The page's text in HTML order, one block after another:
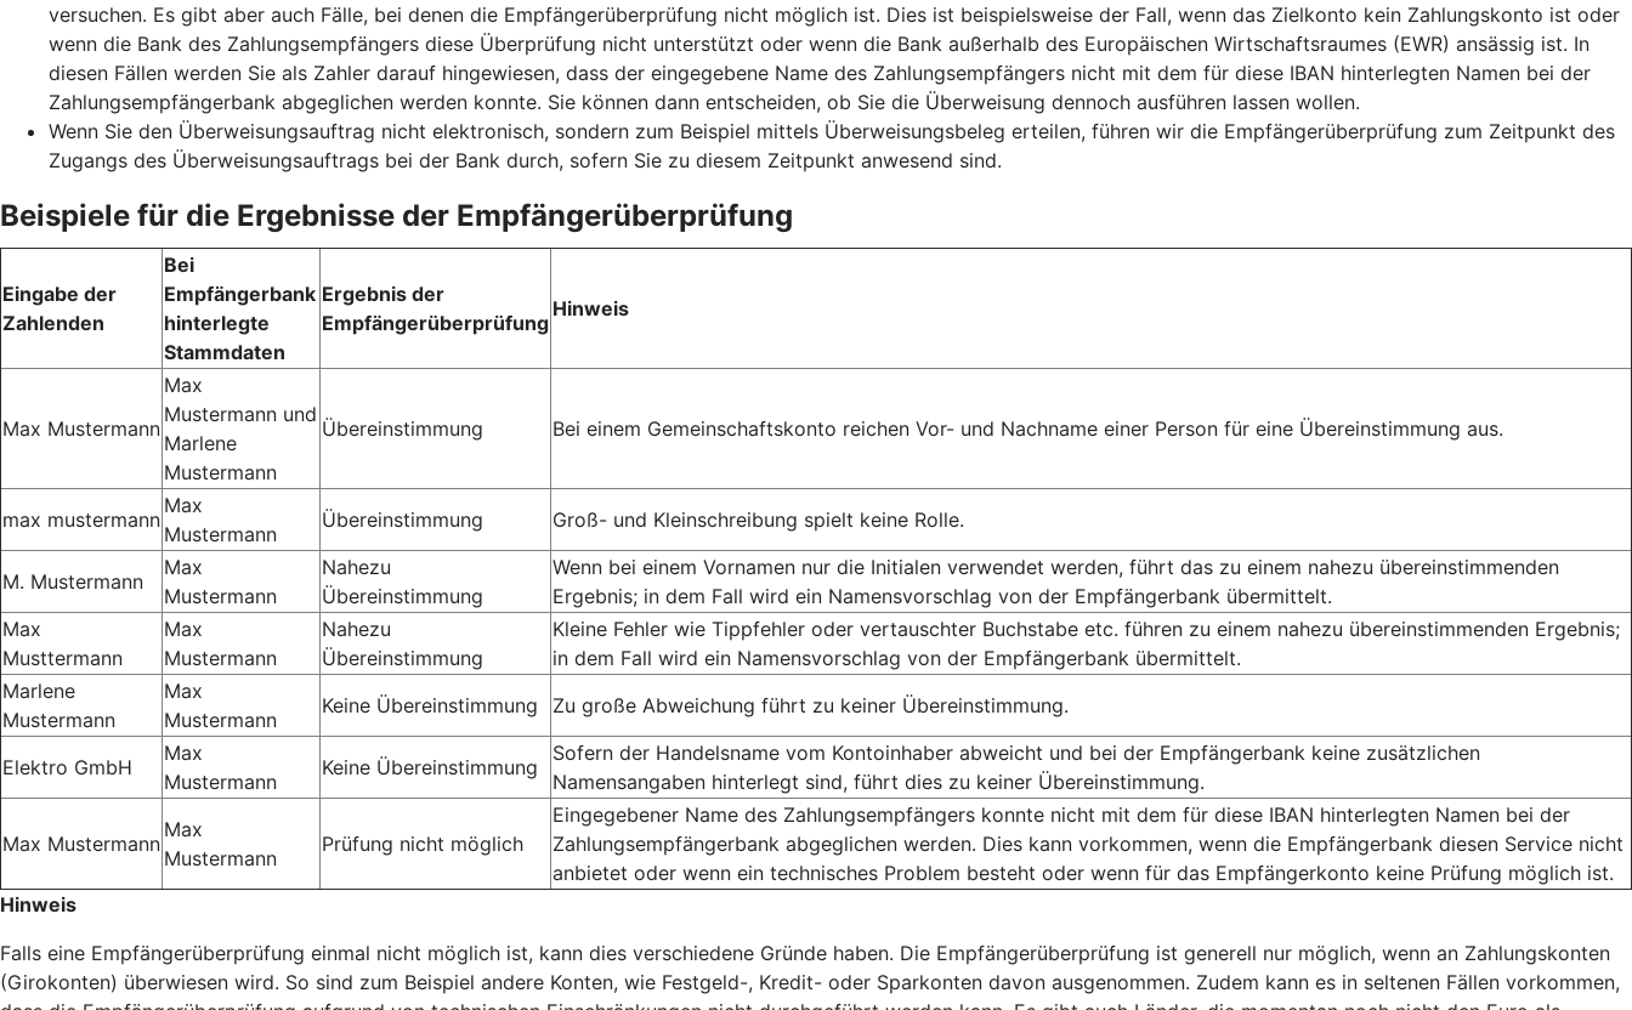
versuchen. Es gibt aber auch Fälle, bei denen die Empfängerüberprüfung nicht möglich ist. Dies ist beispielsweise der Fall, wenn das Zielkonto kein Zahlungskonto ist oder
wenn die Bank des Zahlungsempfängers diese Überprüfung nicht unterstützt oder wenn die Bank außerhalb des Europäischen Wirtschaftsraumes (EWR) ansässig ist. In
diesen Fällen werden Sie als Zahler darauf hingewiesen, dass der eingegebene Name des Zahlungsempfängers nicht mit dem für diese IBAN hinterlegten Namen bei der
Zahlungsempfängerbank abgeglichen werden konnte. Sie können dann entscheiden, ob Sie die Überweisung dennoch ausführen lassen wollen.
Wenn Sie den Überweisungsauftrag nicht elektronisch, sondern zum Beispiel mittels Überweisungsbeleg erteilen, führen wir die Empfängerüberprüfung zum Zeitpunkt des
Zugangs des Überweisungsauftrags bei der Bank durch, sofern Sie zu diesem Zeitpunkt anwesend sind.
Beispiele für die Ergebnisse der Empfängerüberprüfung
Eingabe der
Zahlenden
Bei
Empfängerbank
hinterlegte
Stammdaten
Ergebnis der
Empfängerüberprüfung
Hinweis
Max Mustermann
Max
Mustermann und
Marlene
Mustermann
Übereinstimmung Bei einem Gemeinschaftskonto reichen Vor- und Nachname einer Person für eine Übereinstimmung aus.
max mustermann
Max
Mustermann
Übereinstimmung Groß- und Kleinschreibung spielt keine Rolle.
M. Mustermann
Max
Mustermann
Nahezu
Übereinstimmung
Wenn bei einem Vornamen nur die Initialen verwendet werden, führt das zu einem nahezu übereinstimmenden
Ergebnis; in dem Fall wird ein Namensvorschlag von der Empfängerbank übermittelt.
Max
Musttermann
Max
Mustermann
Nahezu
Übereinstimmung
Kleine Fehler wie Tippfehler oder vertauschter Buchstabe etc. führen zu einem nahezu übereinstimmenden Ergebnis;
in dem Fall wird ein Namensvorschlag von der Empfängerbank übermittelt.
Marlene
Mustermann
Max
Mustermann
Keine Übereinstimmung Zu große Abweichung führt zu keiner Übereinstimmung.
Elektro GmbH
Max
Mustermann
Keine Übereinstimmung
Sofern der Handelsname vom Kontoinhaber abweicht und bei der Empfängerbank keine zusätzlichen
Namensangaben hinterlegt sind, führt dies zu keiner Übereinstimmung.
Max Mustermann
Max
Mustermann
Prüfung nicht möglich
Eingegebener Name des Zahlungsempfängers konnte nicht mit dem für diese IBAN hinterlegten Namen bei der
Zahlungsempfängerbank abgeglichen werden. Dies kann vorkommen, wenn die Empfängerbank diesen Service nicht
anbietet oder wenn ein technisches Problem besteht oder wenn für das Empfängerkonto keine Prüfung möglich ist.
Hinweis
Falls eine Empfängerüberprüfung einmal nicht möglich ist, kann dies verschiedene Gründe haben. Die Empfängerüberprüfung ist generell nur möglich, wenn an Zahlungskonten
(Girokonten) überwiesen wird. So sind zum Beispiel andere Konten, wie Festgeld-, Kredit- oder Sparkonten davon ausgenommen. Zudem kann es in seltenen Fällen vorkommen,